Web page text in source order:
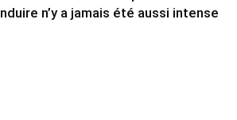
n’y a jamais été aussi intense